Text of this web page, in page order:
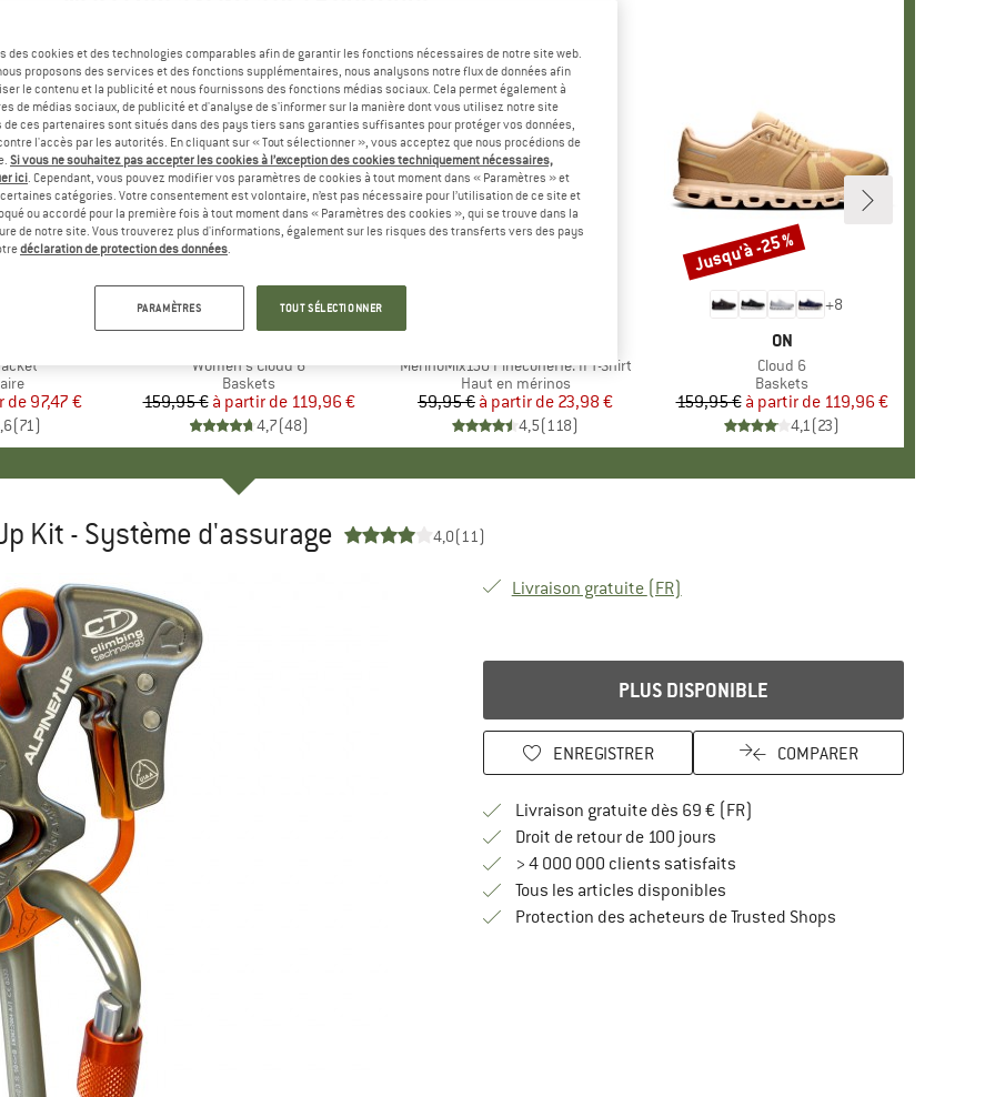
réduit
de 97,47 €
(71)
+9
Article
Women's Cloud 6
Product group
Baskets
Prix
159,95 € Prix réduit
à partir de 119,96 €
4,7(48)
Remise
Jusqu'à -25 %
Article
MerinoMix150 PineconeHe. II T-Shirt
Product group
Haut en mérinos
Prix
59,95 € Prix réduit
à partir de 23,98 €
4,5(118)
Jusqu'à -60 %
+8
MARQUE
ON
Article
Cloud 6
Product group
Baskets
Prix
159,95 € Prix réduit
à partir de 119,96 €
4,1(23)
Remise
Jusqu'à -25 %
Kit - Système d'assurage 4,0(11)
Livraison gratuite (FR)
PLUS DISPONIBLE
ENREGISTRER COMPARER
Livraison gratuite dès 69 € (FR)
Droit de retour de 100 joursTrouve les informations de
> 4 000 000 clients satisfaits
Tous les articles disponibles
Protection des acheteurs de Trusted ShopsTrouve toutes les
des cookies et des technologies comparables afin de garantir les fonctions nécessaires de notre site web.
proposons des services et des fonctions supplémentaires, nous analysons notre flux de données afin
le contenu et la publicité et nous fournissons des fonctions médias sociaux. Cela permet également à
de médias sociaux, de publicité et d'analyse de s'informer sur la manière dont vous utilisez notre site
de ces partenaires sont situés dans des pays tiers sans garanties suffisantes pour protéger vos données,
l'accès par les autorités. En cliquant sur « Tout sélectionner », vous acceptez que nous procédions de
Si vous ne souhaitez pas accepter les cookies à l’exception des cookies techniquement nécessaires,
ici. Cependant, vous pouvez modifier vos paramètres de cookies à tout moment dans « Paramètres » et
catégories. Votre consentement est volontaire, n’est pas nécessaire pour l’utilisation de ce site et
ou accordé pour la première fois à tout moment dans « Paramètres des cookies », qui se trouve dans la
de notre site. Vous trouverez plus d'informations, également sur les risques des transferts vers des pays
déclaration de protection des données.
PARAMÈTRES TOUT SÉLECTIONNER